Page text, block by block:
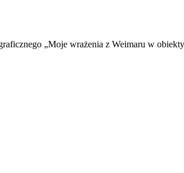
„Moje wrażenia z Weimaru w